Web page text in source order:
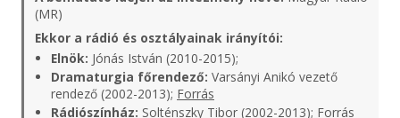
(MR)
Ekkor a rádió és osztályainak irányítói:
Elnök: Jónás István (2010-2015);
Dramaturgia főrendező: Varsányi Anikó vezető
rendező (2002-2013); Forrás
Rádiószínház: Solténszky Tibor (2002-2013); Forrás